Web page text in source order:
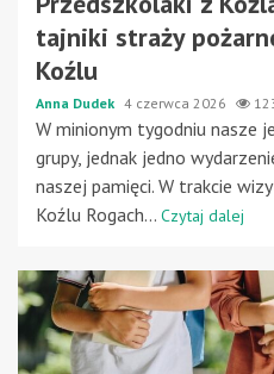
tajniki straży
Koźlu
Anna Dudek 4 czerwca 2026
W minionym tygodniu nasze
grupy, jednak jedno
naszej pamięci. W trakcie
Koźlu Rogach... Czytaj dalej